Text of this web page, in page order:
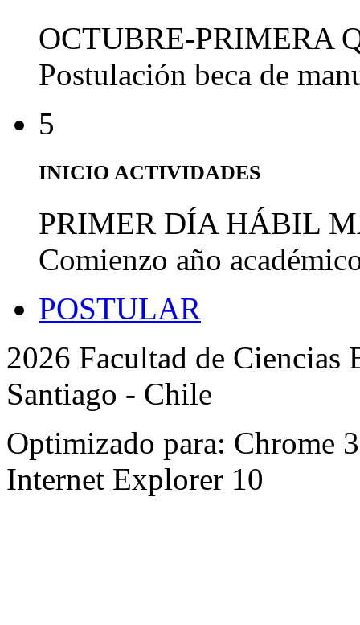
OCTUBRE-PRIMERA
Postulación beca de
5
INICIO ACTIVIDADES
PRIMER DÍA HÁBIL
Comienzo año
POSTULAR
2026 Facultad de
Santiago - Chile
Optimizado para: Chrome
Internet Explorer 10